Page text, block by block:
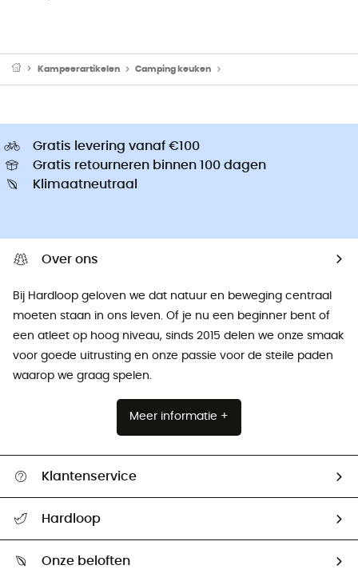
Kampeerartikelen Camping keuken
Gratis levering vanaf €100
Gratis retourneren binnen 100 dagen
Klimaatneutraal
Over ons
Bij Hardloop geloven we dat natuur en beweging centraal
moeten staan ​​in ons leven. Of je nu een beginner bent of
een atleet op hoog niveau, sinds 2015 delen we onze smaak
voor goede uitrusting en onze passie voor de steile paden
waarop we graag spelen.
Meer informatie +
Klantenservice
Mijn zending volgen
Retourzendingen & Terugbetalingen
Hardloop
Onze beloften